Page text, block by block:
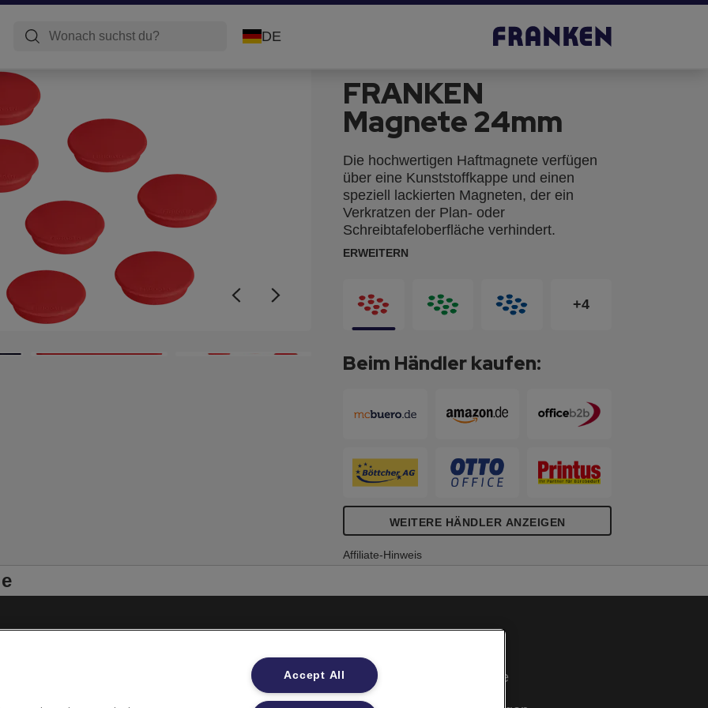
DE
FRANKEN
Magnete 24mm
Die hochwertigen Haftmagnete verfügen
über eine Kunststoffkappe und einen
speziell lackierten Magneten, der ein
Verkratzen der Plan- oder
Schreibtafeloberfläche verhindert.
ERWEITERN
+4
Beim Händler kaufen:
WEITERE HÄNDLER ANZEIGEN
Affiliate-Hinweis
Datenschutzhinweise Rechtliche Hinweise
Accept All